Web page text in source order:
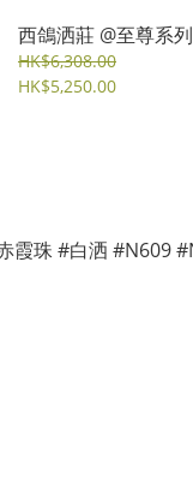
西鴿洒莊 @至尊系列
HK$6,308.00
HK$5,250.00